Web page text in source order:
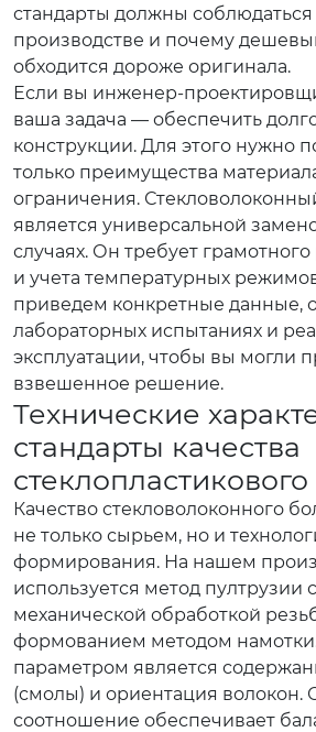
стандарты должны
производстве и почему
обходится дороже оригинала.
Если вы инженер-
ваша задача — обеспечить
конструкции. Для этого нужно
только преимущества
ограничения.
является универсальной
случаях. Он требует грамотного
и учета температурных
приведем конкретные данные,
лабораторных испытаниях и
эксплуатации, чтобы вы могли
взвешенное решение.
Технические
стандарты качества
Качество стекловолоконного
не только сырьем, но и
формирования. На нашем
используется метод
механической обработкой
формованием методом
параметром является
(смолы) и ориентация волокон.
соотношение обеспечивает